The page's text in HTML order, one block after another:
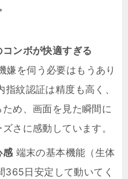
ンボが快適すぎる
を伺う必要はもうあり
紋認証は精度も高く、
め、画面を見た瞬間に
さに感動しています。
感 端末の基本機能（生体
日安定して動いてく